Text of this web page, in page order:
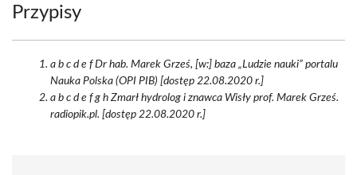
Przypisy
a b c d e f Dr hab. Marek Grześ, [w:] baza „Ludzie nauki” portalu
Nauka Polska (OPI PIB) [dostęp 22.08.2020 r.]
a b c d e f g h Zmarł hydrolog i znawca Wisły prof. Marek Grześ.
radiopik.pl. [dostęp 22.08.2020 r.]